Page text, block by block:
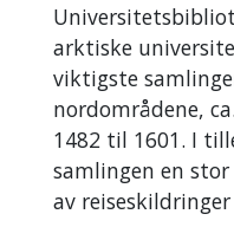
arktiske
viktigste
nordområdene,
1482 til 1601. I
samlingen en
av